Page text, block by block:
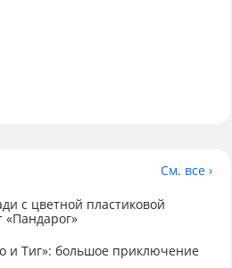
См. все ›
с цветной пластиковой
«Пандарог»
и Тиг»: большое приключение